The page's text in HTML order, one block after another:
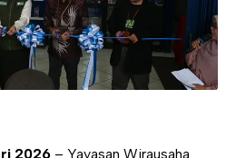
2026 – Yayasan Wirausaha